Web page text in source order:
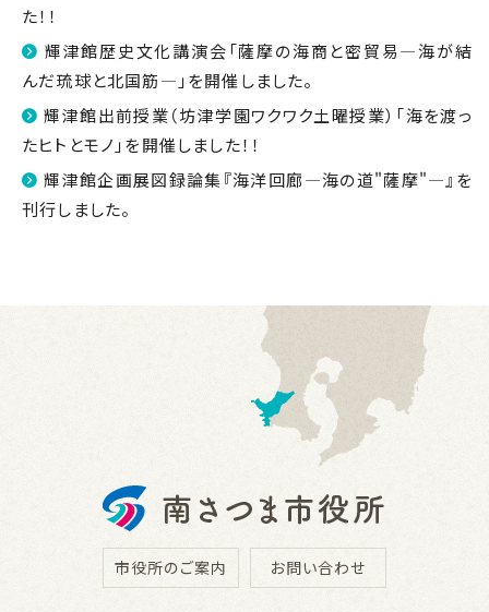
た！！
輝津館歴史文化講演会「薩摩の海商と密貿易―海が結
んだ琉球と北国筋―」を開催しました。
輝津館出前授業（坊津学園ワクワク土曜授業）「海を渡っ
たヒトとモノ」を開催しました！！
輝津館企画展図録論集『海洋回廊―海の道"薩摩"―』を
刊行しました。
市役所のご案内 お問い合わせ